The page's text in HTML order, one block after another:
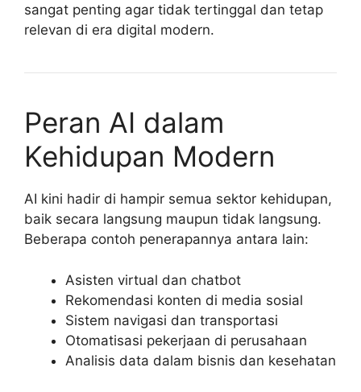
sangat penting agar tidak tertinggal dan tetap
relevan di era digital modern.
Peran AI dalam
Kehidupan Modern
AI kini hadir di hampir semua sektor kehidupan,
baik secara langsung maupun tidak langsung.
Beberapa contoh penerapannya antara lain:
Asisten virtual dan chatbot
Rekomendasi konten di media sosial
Sistem navigasi dan transportasi
Otomatisasi pekerjaan di perusahaan
Analisis data dalam bisnis dan kesehatan